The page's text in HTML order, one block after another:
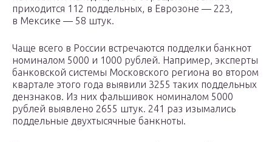
приходится 112 поддельных, в Еврозоне — 223,
в Мексике — 58 штук.
Чаще всего в России встречаются подделки банкнот
номиналом 5000 и 1000 рублей. Например, эксперты
банковской системы Московского региона во втором
квартале этого года выявили 3255 таких поддельных
дензнаков. Из них фальшивок номиналом 5000
рублей выявлено 2655 штук. 241 раз изымались
поддельные двухтысячные банкноты.